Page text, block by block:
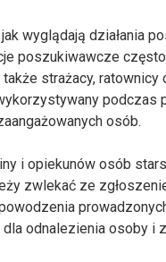
wyglądają działania
poszukiwawcze
strażacy, ratownicy
osób.
i opiekunów osób
zwlekać ze
odnalezienia osoby i